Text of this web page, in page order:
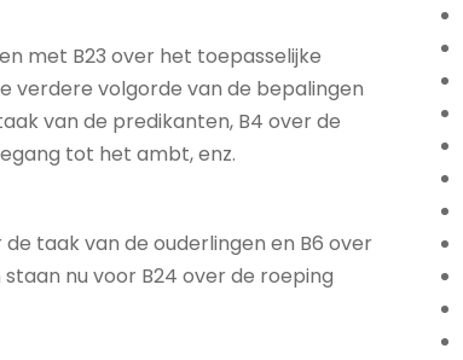
met B23 over het toepasselijke
verdere volgorde van de bepalingen
van de predikanten, B4 over de
tot het ambt, enz.
taak van de ouderlingen en B6 over
nu voor B24 over de roeping